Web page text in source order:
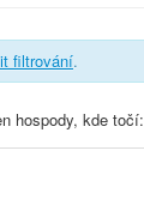
filtrování.
hospody, kde točí: